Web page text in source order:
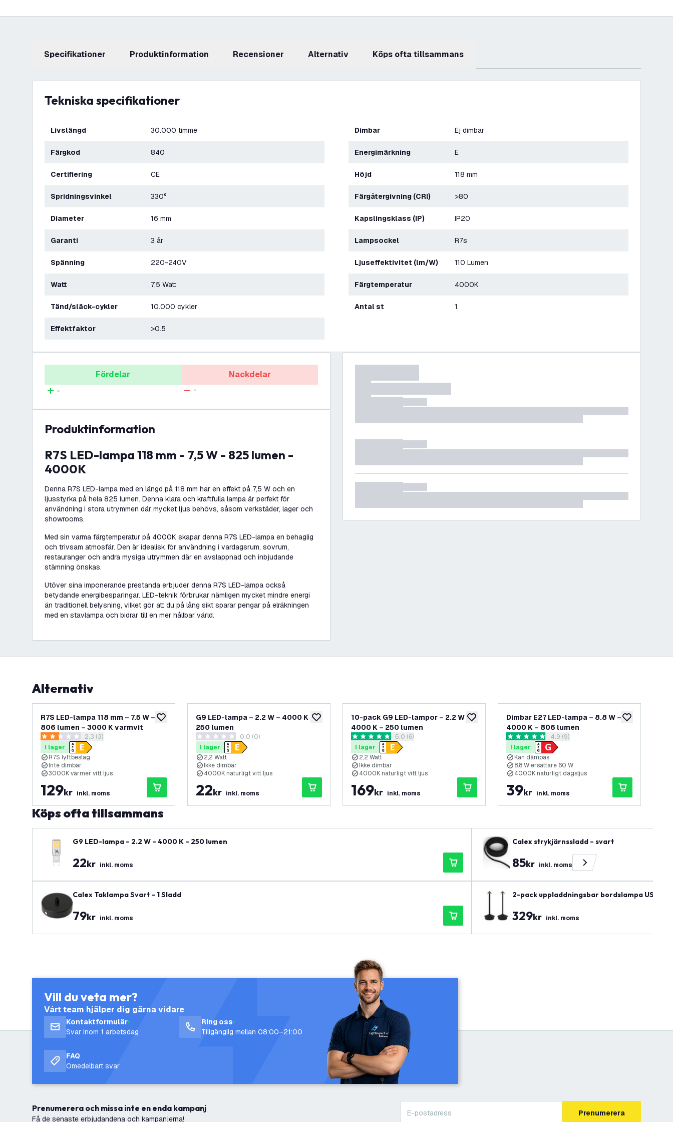
Specifikationer produktinformation recensioner Alternativ Köps ofta tillsammans
Tekniska specifikationer
Livslängd 30.000 timme
Färgkod 840
Certifiering CE
Spridningsvinkel 330°
Diameter 16 mm
Garanti 3 år
Spänning 220-240V
Watt 7,5 Watt
Tänd/släck-cykler 10.000 cykler
Effektfaktor >0.5
Dimbar Ej dimbar
Energimärkning E
Höjd 118 mm
Färgåtergivning (CRI) >80
Kapslingsklass (IP) IP20
Lampsockel R7s
Ljuseffektivitet (lm/W) 110 Lumen
Färgtemperatur 4000K
Antal st 1
Fördelar
-
Nackdelar
-
produktinformation
R7S LED-lampa 118 mm - 7,5 W - 825 lumen -
4000K
Denna R7S LED-lampa med en längd på 118 mm har en effekt på 7,5 W och en
ljusstyrka på hela 825 lumen. Denna klara och kraftfulla lampa är perfekt för
användning i stora utrymmen där mycket ljus behövs, såsom verkstäder, lager och
showrooms.
Med sin varma färgtemperatur på 4000K skapar denna R7S LED-lampa en behaglig
och trivsam atmosfär. Den är idealisk för användning i vardagsrum, sovrum,
restauranger och andra mysiga utrymmen där en avslappnad och inbjudande
stämning önskas.
Utöver sina imponerande prestanda erbjuder denna R7S LED-lampa också
betydande energibesparingar. LED-teknik förbrukar nämligen mycket mindre energi
än traditionell belysning, vilket gör att du på lång sikt sparar pengar på elräkningen
med en stavlampa och bidrar till en mer hållbar värld.
Alternativ
lägg till i önskelistan
R7S LED-lampa 118 mm – 7.5 W –
806 lumen – 3000 K varmvit
öppna recensionspanel
2.3 stjärnbetyg2.3 (3)
I lager
R7S lyftbeslag
Inte dimbar
3000K värmer vitt ljus
129kr inkl. moms
lägg till i önskelistan
G9 LED-lampa – 2.2 W – 4000 K –
250 lumen
0 stjärnbetyg 0.0 (0)
I lager
2,2 Watt
Ikke dimbar
4000K naturligt vitt ljus
22kr inkl. moms
lägg till i önskelistan
10-pack G9 LED-lampor – 2.2 W –
4000 K – 250 lumen
öppna recensionspanel
5 stjärnbetyg 5.0 (6)
I lager
2,2 Watt
Ikke dimbar
4000K naturligt vitt ljus
169kr inkl. moms
lägg till i
Dimbar E27 LED-lampa – 8.8 W –
4000 K – 806 lumen
öppna recensionspanel
4.9 stjärnbetyg4.9 (9)
I lager
Kan dämpas
8.8 W ersättare 60 W
4000K naturligt dagsljus
39kr inkl. moms
Köps ofta tillsammans
G9 LED-lampa – 2.2 W – 4000 K – 250 lumen
22kr inkl. moms
Calex Taklampa Svart – 1 Sladd
79kr inkl. moms
Calex strykjärnssladd – svart
85kr inkl. moms
2-pack uppladdningsbar bordslampa USB –
329kr inkl. moms
Vill du veta mer?
Vårt team hjälper dig gärna vidare
Kontaktformulär
Svar inom 1 arbetsdag
Ring oss
Tillgänglig mellan 08:00–21:00
FAQ
Omedelbart svar
Prenumerera och missa inte en enda kampanj
Få de senaste erbjudandena och kampanjerna!
Prenumerera